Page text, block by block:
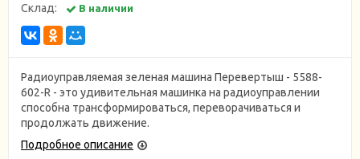
Склад: В наличии
Радиоуправляемая зеленая машина Перевертыш - 5588-
602-R - это удивительная машинка на радиоуправлении
способна трансформироваться, переворачиваться и
продолжать движение.
Подробное описание